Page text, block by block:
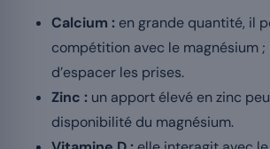
Calcium : en grande quantité, il
compétition avec le magnésium
d’espacer les prises.
Zinc : un apport élevé en zinc
disponibilité du magnésium.